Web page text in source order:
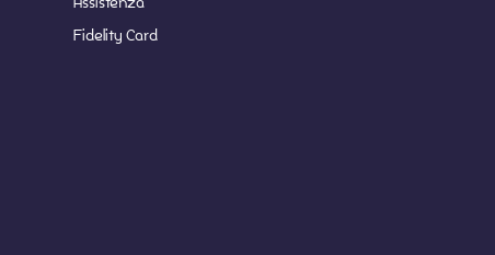
Fidelity Card